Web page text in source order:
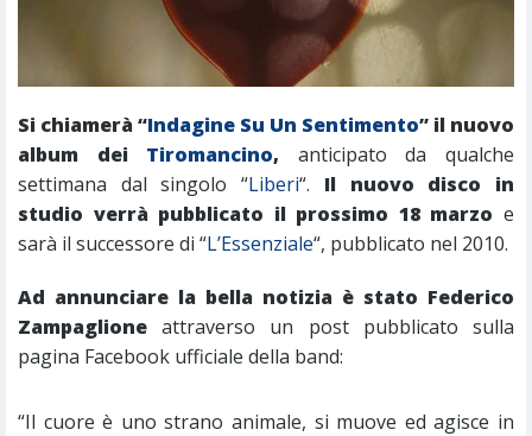
Si chiamerà “Indagine Su Un Sentimento” il nuovo
album dei Tiromancino, anticipato da qualche
settimana dal singolo “Liberi“. Il nuovo disco in
studio verrà pubblicato il prossimo 18 marzo e
sarà il successore di “L’Essenziale“, pubblicato nel 2010.
Ad annunciare la bella notizia è stato Federico
Zampaglione attraverso un post pubblicato sulla
pagina Facebook ufficiale della band:
“Il cuore è uno strano animale, si muove ed agisce in